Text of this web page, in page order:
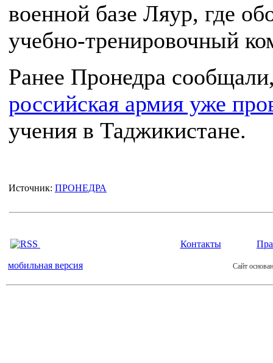
военной базе Ляур, где
учебно-тренировочный
Ранее Пронедра
российская армия уже
учения в Таджикистане.
Источник: ПРОНЕДРА
Контакты
мобильная версия Сайт